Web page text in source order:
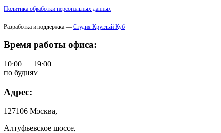
Политика обработки персональных данных
Разработка и поддержка — Студия Круглый Куб
Время работы офиса:
10:00 — 19:00
по будням
Адрес:
127106 Москва,
Алтуфьевское шоссе,